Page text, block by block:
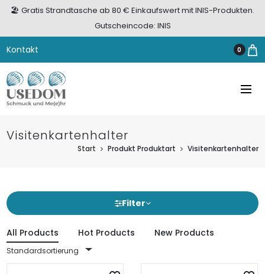
🏖️ Gratis Strandtasche ab 80 € Einkaufswert mit INIS-Produkten.
Gutscheincode: INIS
Kontakt 0
Visitenkartenhalter
Start Produkt Produktart Visitenkartenhalter
Filter
All Products Hot Products New Products
Standardsortierung